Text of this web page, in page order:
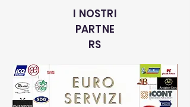
I NOSTRI
PARTNE
RS